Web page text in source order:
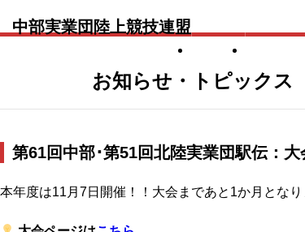
中部実業団陸上競技連盟
お知らせ・トピックス
第61回中部･第51回北陸実業団駅伝：
本年度は11月7日開催！！大会まであと1か月となり